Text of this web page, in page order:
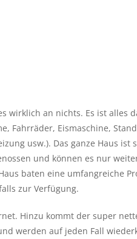
wirklich an nichts. Es ist alles
Fahrräder, Eismaschine,
usw.). Das ganze Haus
und können es nur
baten eine umfangreiche
zur Verfügung.
Hinzu kommt der super
werden auf jeden Fall